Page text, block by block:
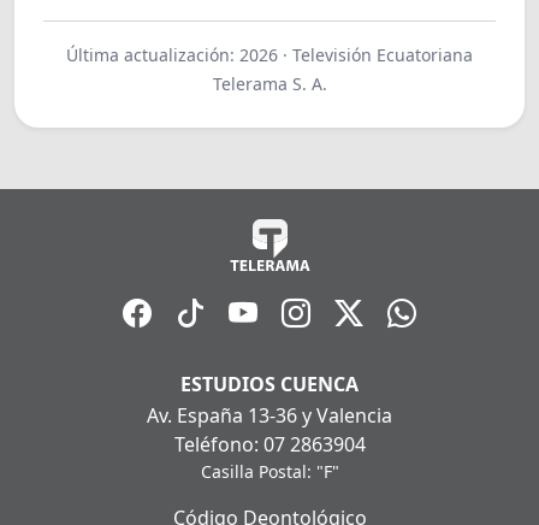
Última actualización: 2026 · Televisión Ecuatoriana
Telerama S. A.
ESTUDIOS CUENCA
Av. España 13-36 y Valencia
Teléfono: 07 2863904
Casilla Postal: "F"
Código Deontológico